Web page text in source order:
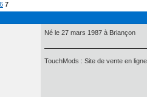
6 7
Né le 27 mars 1987 à Briançon
TouchMods : Site de vente en